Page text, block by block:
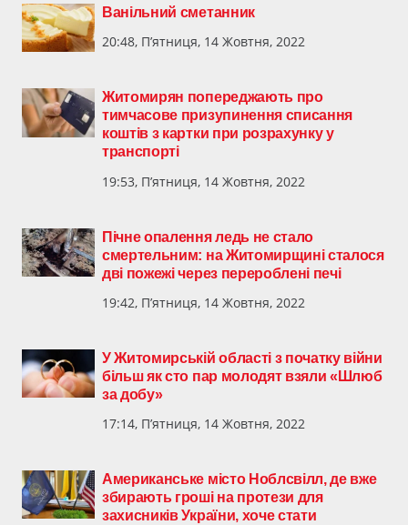
Ванільний сметанник
20:48, П’ятниця, 14 Жовтня, 2022
Житомирян попереджають про
тимчасове призупинення списання
коштів з картки при розрахунку у
транспорті
19:53, П’ятниця, 14 Жовтня, 2022
Пічне опалення ледь не стало
смертельним: на Житомирщині сталося
дві пожежі через перероблені печі
19:42, П’ятниця, 14 Жовтня, 2022
У Житомирській області з початку війни
більш як сто пар молодят взяли «Шлюб
за добу»
17:14, П’ятниця, 14 Жовтня, 2022
Американське місто Ноблсвілл, де вже
збирають гроші на протези для
захисників України, хоче стати